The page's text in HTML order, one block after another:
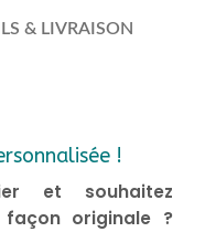
& LIVRAISON
!
et souhaitez
originale ?